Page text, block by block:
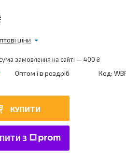
ціни
замовлення на сайті — 400 ₴
Оптом і в роздріб Код:
КУПИТИ
З